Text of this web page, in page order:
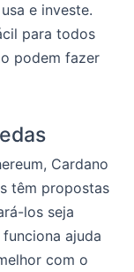
e investe.
para todos
podem fazer
Cardano
têm propostas
los seja
ajuda
com o